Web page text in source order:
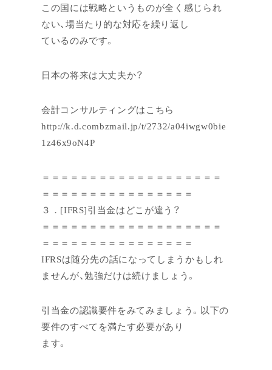
この国には戦略というものが全く感じられ
ない、場当たり的な対応を繰り返し
ているのみです。
日本の将来は大丈夫か？
会計コンサルティングはこちら
http://k.d.combzmail.jp/t/2732/a04iwgw0bie
1z46x9oN4P
＝＝＝＝＝＝＝＝＝＝＝＝＝＝＝＝＝＝＝
＝＝＝＝＝＝＝＝＝＝＝＝＝＝＝＝
３．[IFRS]引当金はどこが違う？
＝＝＝＝＝＝＝＝＝＝＝＝＝＝＝＝＝＝＝
＝＝＝＝＝＝＝＝＝＝＝＝＝＝＝＝
IFRSは随分先の話になってしまうかもしれ
ませんが、勉強だけは続けましょう。
引当金の認識要件をみてみましょう。以下の
要件のすべてを満たす必要があり
ます。